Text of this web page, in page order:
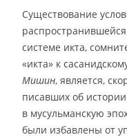
Существование
системе икта,
«икта» к
Мишин, является,
писавших об
в мусульманскую
были избавлены от